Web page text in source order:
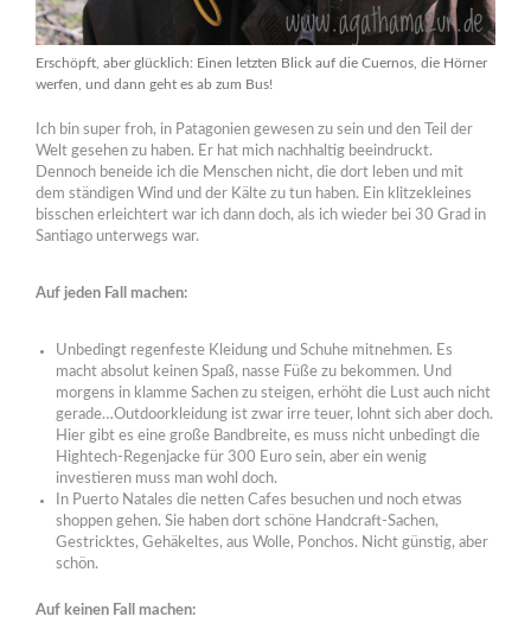
Erschöpft, aber glücklich: Einen letzten Blick auf die Cuernos, die Hörner
werfen, und dann geht es ab zum Bus!
Ich bin super froh, in Patagonien gewesen zu sein und den Teil der
Welt gesehen zu haben. Er hat mich nachhaltig beeindruckt.
Dennoch beneide ich die Menschen nicht, die dort leben und mit
dem ständigen Wind und der Kälte zu tun haben. Ein klitzekleines
bisschen erleichtert war ich dann doch, als ich wieder bei 30 Grad in
Santiago unterwegs war.
Auf jeden Fall machen:
Unbedingt regenfeste Kleidung und Schuhe mitnehmen. Es
macht absolut keinen Spaß, nasse Füße zu bekommen. Und
morgens in klamme Sachen zu steigen, erhöht die Lust auch nicht
gerade…Outdoorkleidung ist zwar irre teuer, lohnt sich aber doch.
Hier gibt es eine große Bandbreite, es muss nicht unbedingt die
Hightech-Regenjacke für 300 Euro sein, aber ein wenig
investieren muss man wohl doch.
In Puerto Natales die netten Cafes besuchen und noch etwas
shoppen gehen. Sie haben dort schöne Handcraft-Sachen,
Gestricktes, Gehäkeltes, aus Wolle, Ponchos. Nicht günstig, aber
schön.
Auf keinen Fall machen: